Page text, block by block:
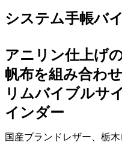
システム手帳バ
アニリン仕上げ
帆布を組み合わ
リムバイブルサ
インダー
国産ブランドレザー、栃